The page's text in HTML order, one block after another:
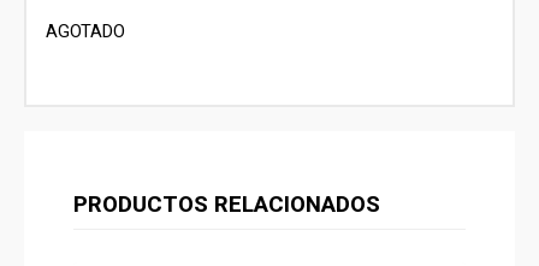
AGOTADO
PRODUCTOS RELACIONADOS